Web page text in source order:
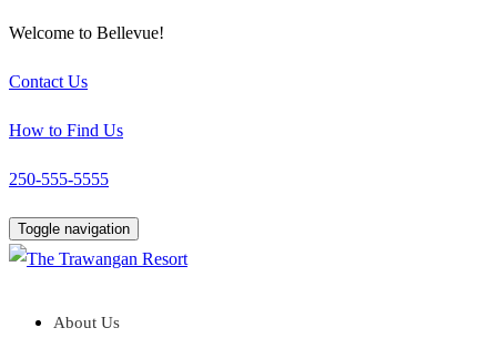
Welcome to Bellevue!
Contact Us
How to Find Us
250-555-5555
Toggle navigation
About Us